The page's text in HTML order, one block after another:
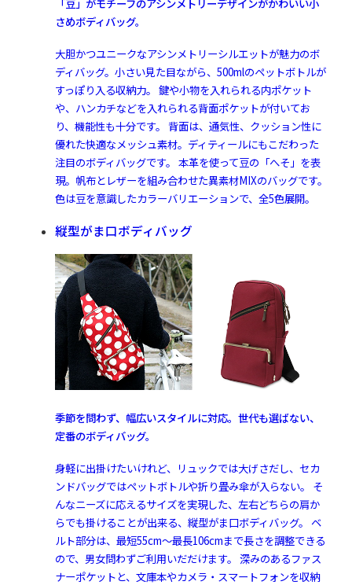
「豆」がモチーフのアシンメトリーデザインがかわいい小
さめボディバッグ。
大胆かつユニークなアシンメトリーシルエットが魅力のボ
ディバッグ。小さい見た目ながら、500mlのペットボトルが
すっぽり入る収納力。 鍵や小物を入れられる内ポケット
や、ハンカチなどを入れられる背面ポケットが付いてお
り、機能性も十分です。 背面は、通気性、クッション性に
優れた快適なメッシュ素材。ディティールにもこだわった
注目のボディバッグです。 本革を使って豆の「へそ」を表
現。帆布とレザーを組み合わせた異素材MIXのバッグです。
色は豆を意識したカラーバリエーションで、全5色展開。
縦型がま口ボディバッグ
季節を問わず、幅広いスタイルに対応。世代も選ばない、
定番のボディバッグ。
身軽に出掛けたいけれど、リュックでは大げさだし、セカ
ンドバッグではペットボトルや折り畳み傘が入らない。 そ
んなニーズに応えるサイズを実現した、左右どちらの肩か
らでも掛けることが出来る、縦型がま口ボディバッグ。 ベ
ルト部分は、最短55cm～最長106cmまで長さを調整できる
ので、男女問わずご利用いだだけます。 深みのあるファス
ナーポケットと、文庫本やカメラ・スマートフォンを収納